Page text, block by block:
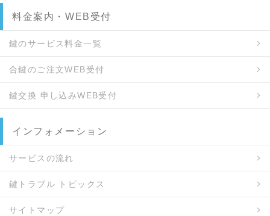
料金案内・WEB受付
鍵のサービス料金一覧
合鍵のご注文WEB受付
鍵交換 申し込みWEB受付
インフォメーション
サービスの流れ
鍵トラブル トピックス
サイトマップ